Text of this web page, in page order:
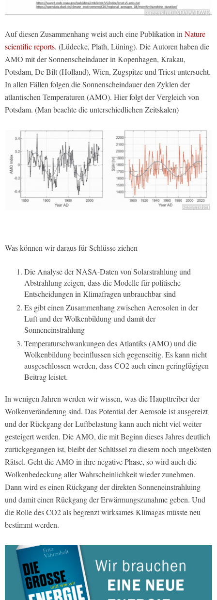
screenshot/ NOAA/ DWD
Auf diesen Zusammenhang weist auch eine Publikation in Nature
scientific reports. (Lüdecke, Plath, Lüning). Die Autoren haben die
AMO mit der Sonnenscheindauer in Kopenhagen, Krakau,
Potsdam, De Bilt (Holland), Wien, Zugspitze und Triest untersucht.
In allen Fällen folgen die Sonnenscheindauer den Zyklen der
atlantischen Temperaturen (AMO). Hier folgt der Vergleich von
Potsdam. (Man beachte die unterschiedlichen Zeitskalen)
screenshot
Was können wir daraus für Schlüsse ziehen
Die Analyse der NASA-Daten von Solarstrahlung und
Abstrahlung zeigen, dass die Modelle für politische
Entscheidungen in Klimafragen unbrauchbar sind
Es gibt einen Zusammenhang zwischen Aerosolen in der
Luft und der Wolkenbildung und damit der
Sonneneinstrahlung
Temperaturschwankungen des Atlantiks (AMO) und die
Wolkenbildung beeinflussen sich gegenseitig. Es kann nicht
ausgeschlossen werden, dass CO2 auch einen geringfügigen
Beitrag leistet.
In wenigen Jahren werden wir wissen, was die Haupttreiber der
Wolkenveränderung sind. Das Potential der Aerosole ist ausgereizt
und der Rückgang der Luftbelastung kann auch nicht viel weiter
gesteigert werden. Die AMO, die mit Beginn dieses Jahres deutlich
zurückgegangen ist, bleibt der Schlüssel zu diesem noch ungelösten
Rätsel. Geht die AMO in ihre negative Phase, so wird auch die
Wolkenbedeckung aller Wahrscheinlichkeit wieder zunehmen.
Dann wird es einen Rückgang der direkten Sonneneinstrahluing
und damit einen Rückgang der Erwärmungszunahme geben. Und
die Rolle des CO2 als begrenzt wirksames Klimagas müsste neu
bestimmt werden.